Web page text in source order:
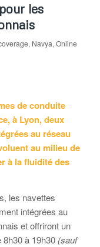
les
, Navya, Online
de conduite
à Lyon, deux
au réseau
au milieu de
à la fluidité des
les navettes
intégrées au
et offriront un
à 19h30 (sauf